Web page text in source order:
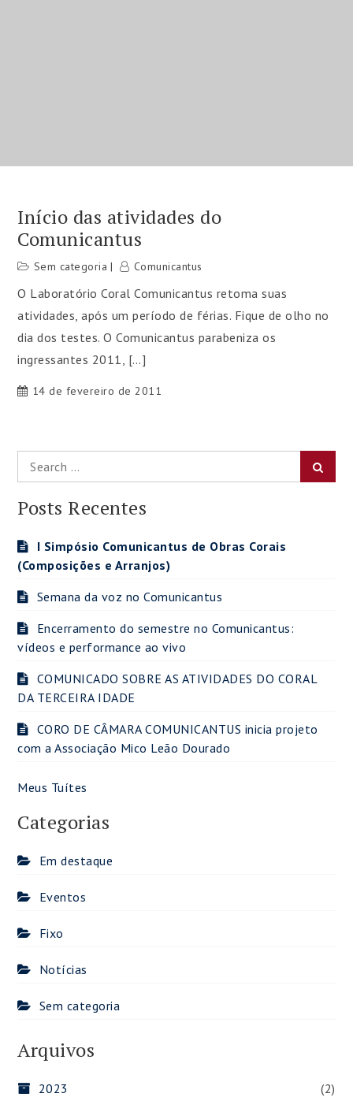
Início das atividades do
Comunicantus
Sem categoria Comunicantus
O Laboratório Coral Comunicantus retoma suas
atividades, após um período de férias. Fique de olho no
dia dos testes. O Comunicantus parabeniza os
ingressantes 2011, […]
14 de fevereiro de 2011
Search
for:
Posts Recentes
I Simpósio Comunicantus de Obras Corais
(Composições e Arranjos)
Semana da voz no Comunicantus
Encerramento do semestre no Comunicantus:
vídeos e performance ao vivo
COMUNICADO SOBRE AS ATIVIDADES DO CORAL
DA TERCEIRA IDADE
CORO DE CÂMARA COMUNICANTUS inicia projeto
com a Associação Mico Leão Dourado
Meus Tuítes
Categorias
Em destaque
Eventos
Fixo
Notícias
Sem categoria
Arquivos
2023
(2)